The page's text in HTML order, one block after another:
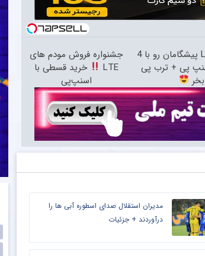
اینترنت LTE پیشگامان رو با 4
پی + ترب پی
بخر
جشنواره فروش مودم های
LTE
خرید قسطی با
اسنپ‌پی
مدیران استقلال صدای اسطوره آبی ها را
درآوردند + جزئیات